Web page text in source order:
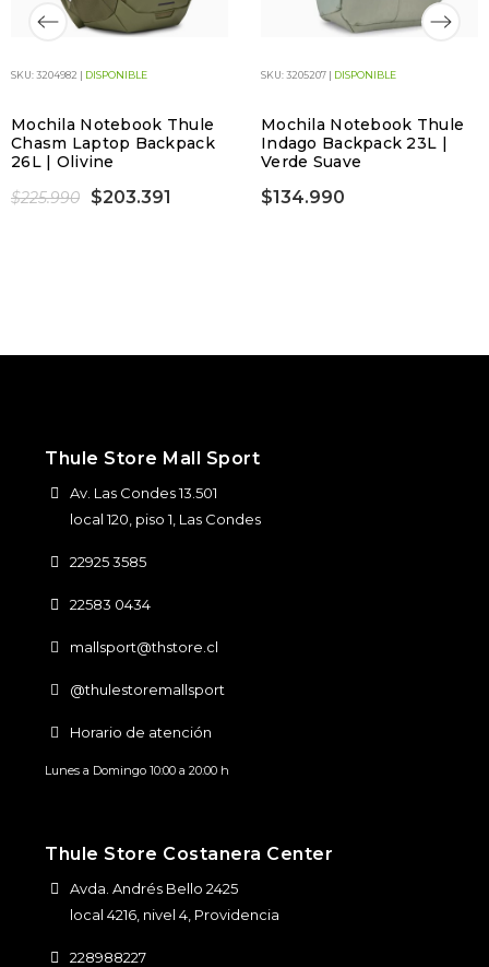
SKU: 3204982 | DISPONIBLE
Mochila Notebook Thule
Chasm Laptop Backpack
26L | Olivine
$225.990
$203.391
SKU: 3205207 | DISPONIBLE
Mochila Notebook Thule
Indago Backpack 23L |
Verde Suave
$134.990
Thule Store Mall Sport
Av. Las Condes 13.501
local 120, piso 1, Las Condes
22925 3585
22583 0434
mallsport@thstore.cl
@thulestoremallsport
Horario de atención
Lunes a Domingo 10:00 a 20:00 h
Thule Store Costanera Center
Avda. Andrés Bello 2425
local 4216, nivel 4, Providencia
228988227